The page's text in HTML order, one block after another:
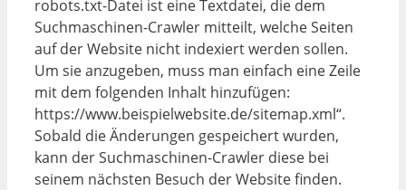
robots.txt-Datei ist eine Textdatei, die dem
Suchmaschinen-Crawler mitteilt, welche Seiten
auf der Website nicht indexiert werden sollen.
Um sie anzugeben, muss man einfach eine Zeile
mit dem folgenden Inhalt hinzufügen:
https://www.beispielwebsite.de/sitemap.xml“.
Sobald die Änderungen gespeichert wurden,
kann der Suchmaschinen-Crawler diese bei
seinem nächsten Besuch der Website finden.